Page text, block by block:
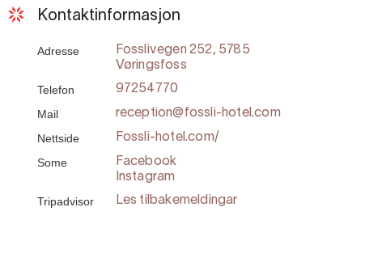
Kontaktinformasjon
Adresse
Fosslivegen 252, 5785
Vøringsfoss
Telefon 97254770
Mail reception@fossli-hotel.com
Nettside Fossli-hotel.com/
Some
Facebook
Instagram
Tripadvisor Les tilbakemeldingar